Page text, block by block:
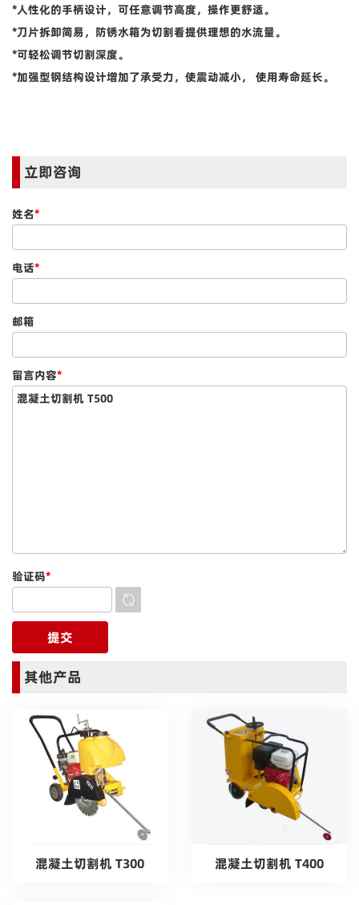
*人性化的手柄设计，可任意调节高度，操作更舒适。
*刀片拆卸简易，防锈水箱为切割看提供理想的水流量。
*可轻松调节切割深度。
*加强型钢结构设计增加了承受力，使震动减小， 使用寿命延长。
立即咨询
姓名*
电话*
邮箱
留言内容*
验证码*
其他产品
混凝土切割机 T300 混凝土切割机 T400